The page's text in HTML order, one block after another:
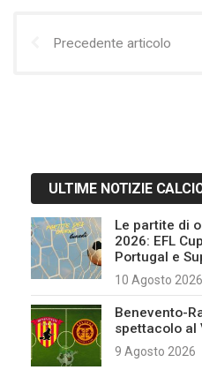
Precedente articolo
ULTIME NOTIZIE
Le partite di
2026: EFL
Portugal e
10 Agosto 2026
Benevento-
spettacolo al
9 Agosto 2026